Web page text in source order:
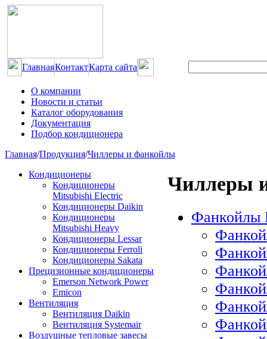
ГлавнаяКонтактКарта сайта
О компании
Новости и статьи
Каталог оборудования
Документация
Подбор кондиционера
Главная/Продукция/Чиллеры и фанкойлы
Кондиционеры
Кондиционеры
Mitsubishi Electric
Кондиционеры Daikin
Кондиционеры
Mitsubishi Heavy
Кондиционеры Lessar
Кондиционеры Ferroli
Кондиционеры Sakata
Прецизионные кондиционеры
Emerson Network Power
Emicon
Вентиляция
Вентиляция Daikin
Вентиляция Systemair
Воздушные тепловые завесы
Чиллеры
Фанкойлы